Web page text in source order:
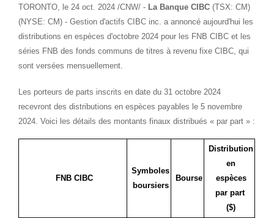
TORONTO, le24 oct. 2024 /CNW/ - La Banque CIBC (TSX: CM)
(NYSE: CM) - Gestion d'actifs CIBC inc. a annoncé aujourd'hui les
distributions en espèces d'octobre 2024 pour les FNB CIBC et les
séries FNB des fonds communs de titres à revenu fixe CIBC, qui
sont versées mensuellement.
Les porteurs de parts inscrits en date du 31 octobre 2024
recevront des distributions en espèces payables le 5 novembre
2024. Voici les détails des montants finaux distribués « par part » :
FNB CIBC
Symboles
boursiers
Bourse
Distribution
en
espèces
par part
($)